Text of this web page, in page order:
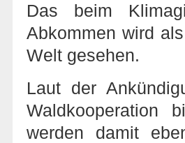
Das beim
Abkommen wird
Welt gesehen.
Laut der
Waldkooperation
werden damit